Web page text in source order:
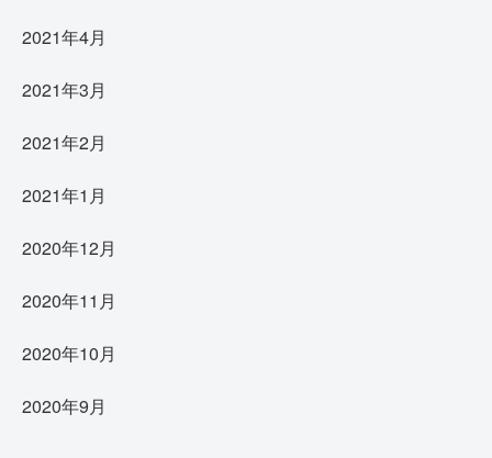
2021年4月
2021年3月
2021年2月
2021年1月
2020年12月
2020年11月
2020年10月
2020年9月